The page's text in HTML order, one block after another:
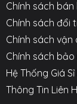
Chính sách bán
Chính sách đổi
Chính sách vận
Chính sách
Hệ Thống Giá
Thông Tin Liên